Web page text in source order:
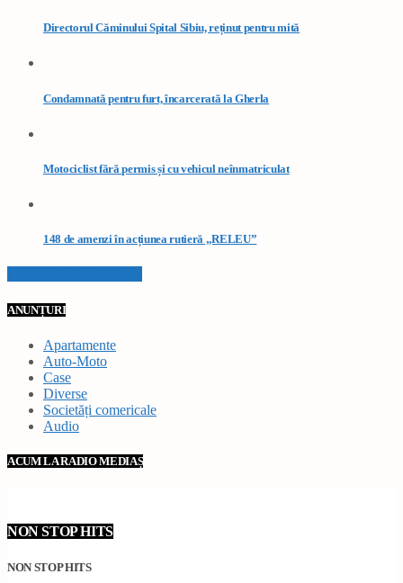
Directorul Căminului Spital Sibiu, reținut pentru mită
Condamnată pentru furt, încarcerată la Gherla
Motociclist fără permis și cu vehicul neînmatriculat
148 de amenzi în acțiunea rutieră „RELEU”
ANUNȚURI
Apartamente
Auto-Moto
Case
Diverse
Societăți comericale
Audio
ACUM LA RADIO MEDIAȘ
NON STOP HITS
NON STOP HITS